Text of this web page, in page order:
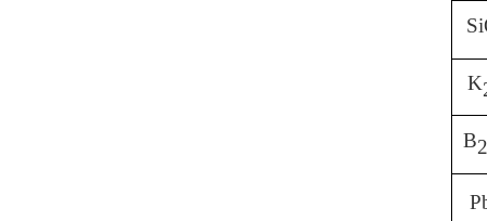
K
B2